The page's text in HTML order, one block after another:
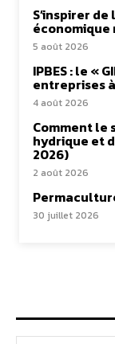
S’inspirer
5 août 2026
IPBES : le «
entreprises
4 août 2026
Comment le
hydrique et
2026)
2 août 2026
30 juillet 2026